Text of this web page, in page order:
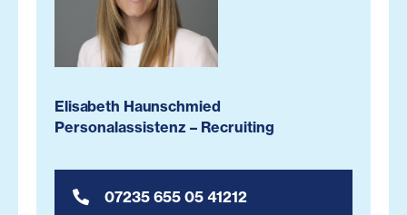
Elisabeth Haunschmied
Personalassistenz – Recruiting
07235 655 05 41212